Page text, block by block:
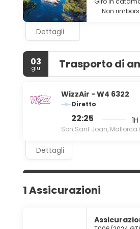
Non
Dettagli
03
giu Trasporto di
WizzAir - W4 6322
Diretto
22:25
Son Sant Joan, Mallorca
Dettagli
1 Assicurazioni